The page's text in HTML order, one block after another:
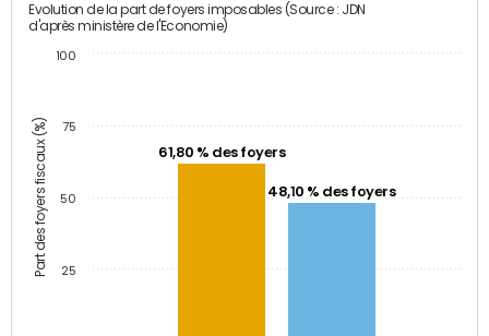
Part des foyers fiscaux (%)
Evolution de la part de foyers imposables (Source : JDN
d'après ministère de l'Economie)
61,80 % des foyers
48,10 % des foyers
25
50
75
100